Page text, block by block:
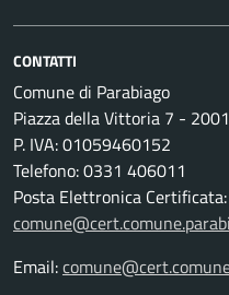
CONTATTI
Comune di Parabiago
Piazza della Vittoria 7 -
P. IVA: 01059460152
Telefono: 0331 406011
Posta Elettronica Certificata:
Email: